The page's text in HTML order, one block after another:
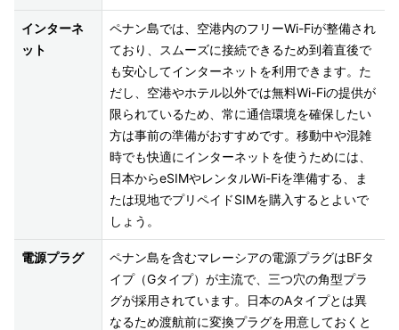
インターネ
ット
ペナン島では、空港内のフリーWi-Fiが整備され
ており、スムーズに接続できるため到着直後で
も安心してインターネットを利用できます。た
だし、空港やホテル以外では無料Wi-Fiの提供が
限られているため、常に通信環境を確保したい
方は事前の準備がおすすめです。移動中や混雑
時でも快適にインターネットを使うためには、
日本からeSIMやレンタルWi-Fiを準備する、ま
たは現地でプリペイドSIMを購入するとよいで
しょう。
電源プラグ
ペナン島を含むマレーシアの電源プラグはBFタ
イプ（Gタイプ）が主流で、三つ穴の角型プラ
グが採用されています。日本のAタイプとは異
なるため渡航前に変換プラグを用意しておくと